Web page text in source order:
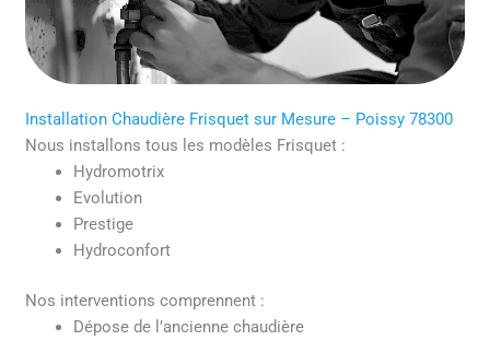
Installation Chaudière Frisquet sur Mesure – Poissy 78300
Nous installons tous les modèles Frisquet :
Hydromotrix
Evolution
Prestige
Hydroconfort
Nos interventions comprennent :
Dépose de l’ancienne chaudière